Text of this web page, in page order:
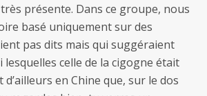
présente. Dans ce groupe, nous
basé uniquement sur des
pas dits mais qui suggéraient
lesquelles celle de la cigogne était
en Chine que, sur le dos